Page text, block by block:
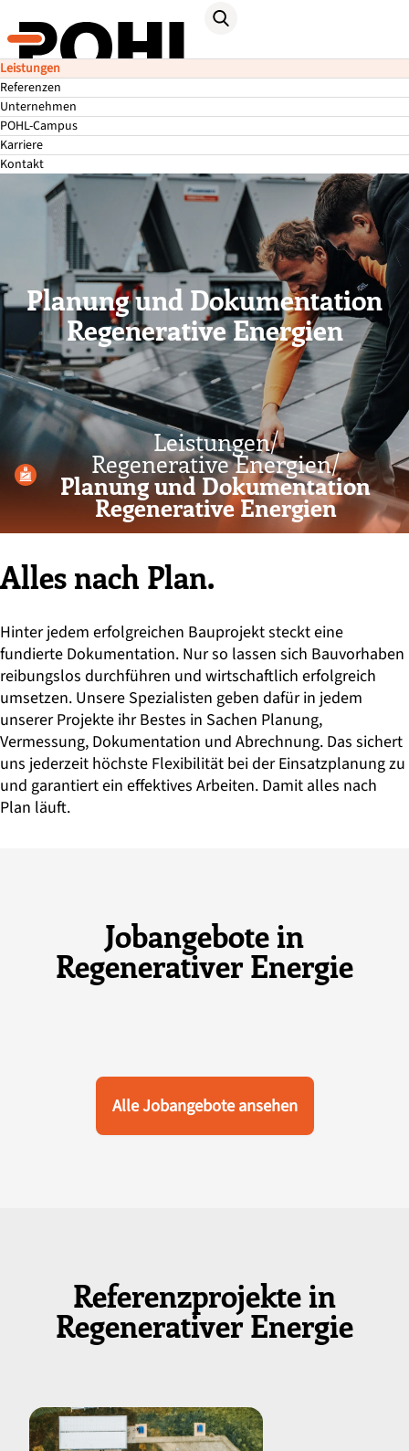
Leistungen
Referenzen
Unternehmen
POHL-Campus
Karriere
Kontakt
Planung und Dokumentation
Regenerative Energien
Leistungen/
Regenerative Energien/
Planung und Dokumentation
Regenerative Energien
Alles nach Plan.
Hinter jedem erfolgreichen Bauprojekt steckt eine
fundierte Dokumentation. Nur so lassen sich Bauvorhaben
reibungslos durchführen und wirtschaftlich erfolgreich
umsetzen. Unsere Spezialisten geben dafür in jedem
unserer Projekte ihr Bestes in Sachen Planung,
Vermessung, Dokumentation und Abrechnung. Das sichert
uns jederzeit höchste Flexibilität bei der Einsatzplanung zu
und garantiert ein effektives Arbeiten. Damit alles nach
Plan läuft.
Jobangebote in
Regenerativer Energie
Alle Jobangebote ansehen
Referenzprojekte in
Regenerativer Energie